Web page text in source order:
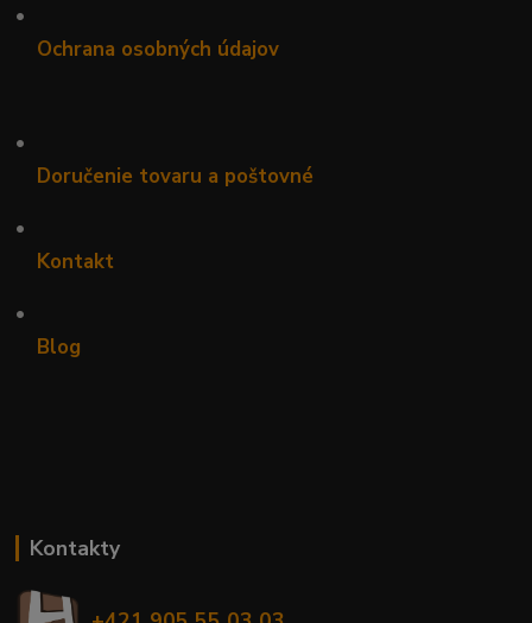
•
Ochrana osobných údajov
•
Doručenie tovaru a poštovné
•
Kontakt
•
Blog
Kontakty